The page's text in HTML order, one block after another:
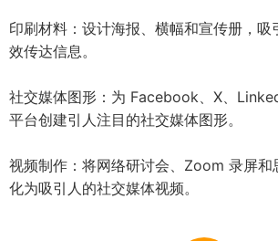
印刷材料：设计海报、横幅和宣传册，吸
效传达信息。
社交媒体图形：为 Facebook、X、
平台创建引人注目的社交媒体图形。
视频制作：将网络研讨会、Zoom 录屏和
化为吸引人的社交媒体视频。